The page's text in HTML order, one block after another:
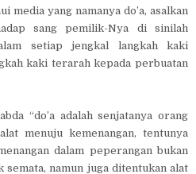
media yang namanya do’a, asalkan
sang pemilik-Nya di sinilah
setiap jengkal langkah kaki
kaki terarah kepada perbuatan
“do’a adalah senjatanya orang
menuju kemenangan, tentunya
dalam peperangan bukan
namun juga ditentukan alat